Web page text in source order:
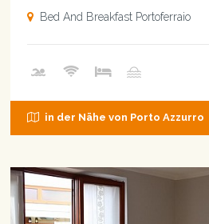
Bed And Breakfast Portoferraio
in der Nähe von Porto Azzurro